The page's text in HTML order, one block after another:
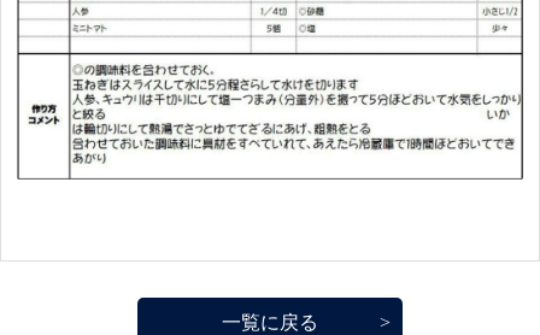
一覧に戻る